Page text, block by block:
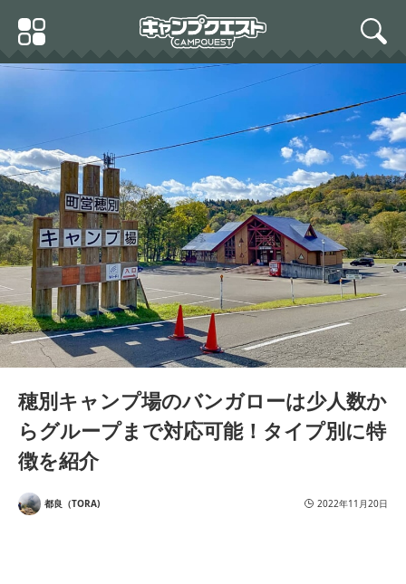
Primary
Menu
search
穂別キャンプ場のバンガローは少人数か
らグループまで対応可能！タイプ別に特
徴を紹介
都良（TORA) 2022年11月20日